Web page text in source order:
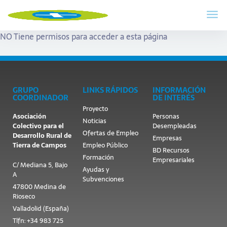
NO Tiene permisos para acceder a esta página
GRUPO
COORDINADOR
Asociación
Colectivo para el
Desarrollo Rural de
Tierra de Campos
C/ Mediana 5, Bajo
A
47800 Medina de
Rioseco
Valladolid (España)
Tlfn: +34 983 725
LINKS RÁPIDOS
Proyecto
Noticias
Ofertas de Empleo
Empleo Público
Formación
Ayudas y
Subvenciones
INFORMACIÓN
DE INTERÉS
Personas
Desempleadas
Empresas
BD Recursos
Empresariales